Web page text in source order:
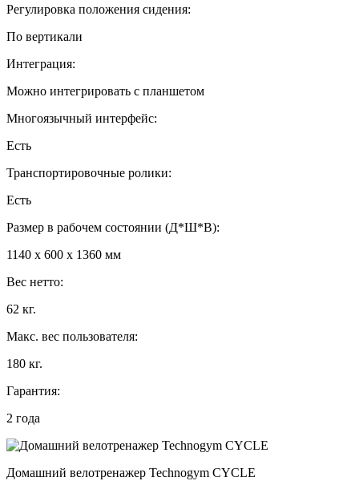
Регулировка положения сидения:
По вертикали
Интеграция:
Можно интегрировать с планшетом
Многоязычный интерфейс:
Есть
Транспортировочные ролики:
Есть
Размер в рабочем состоянии (Д*Ш*В):
1140 x 600 x 1360 мм
Вес нетто:
62 кг.
Макс. вес пользователя:
180 кг.
Гарантия:
2 года
Домашний велотренажер Technogym CYCLE